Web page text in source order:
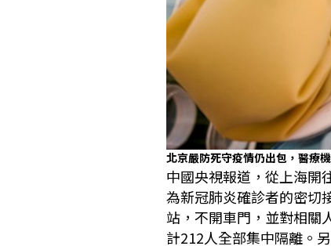
北京嚴防死守疫情仍出包，醫療
中國央視報道，從上海開
為新冠肺炎確診者的密切
站，不開車門，並對相關
計212人全部集中隔離。